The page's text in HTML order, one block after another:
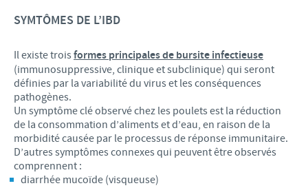
SYMTÔMES DE L’IBD
Il existe troisformes principales de bursite infectieuse
(immunosuppressive, clinique et subclinique) qui seront
définies par la variabilité du virus et les conséquences
pathogènes.
Un symptôme clé observé chez les poulets est la réduction
de la consommation d’aliments et d’eau, en raison de la
morbidité causée par le processus de réponse immunitaire.
D’autres symptômes connexes qui peuvent être observés
comprennent :
diarrhée mucoïde (visqueuse)